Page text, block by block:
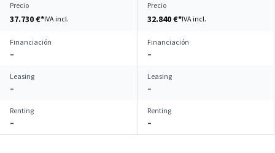
Precio
37.730 €*IVA incl.
Precio
32.840 €*IVA incl.
Financiación
–
Financiación
–
Leasing
–
Leasing
–
Renting
–
Renting
–